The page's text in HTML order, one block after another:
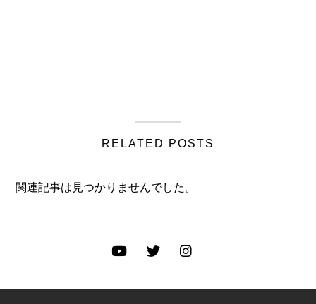
RELATED POSTS
関連記事は見つかりませんでした。